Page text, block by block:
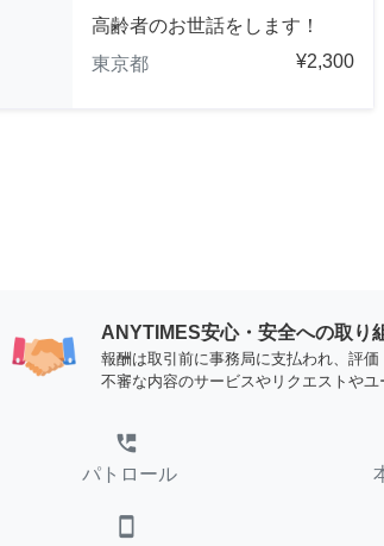
高齢者のお世話をします！
東京都
¥2,300
ANYTIMES安心・安全への取り
報酬は取引前に事務局に支払われ、評
不審な内容のサービスやリクエストや
perm_phone_msg
パトロール
smartphone